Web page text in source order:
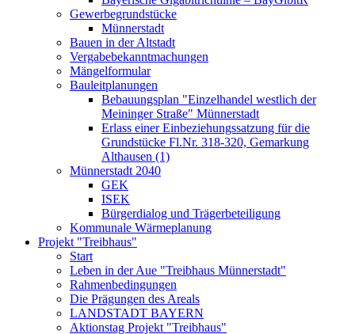
Gewerbegrundstücke
Münnerstadt
Bauen in der Altstadt
Vergabebekanntmachungen
Mängelformular
Bauleitplanungen
Bebauungsplan "Einzelhandel westlich der
Meininger Straße" Münnerstadt
Erlass einer Einbeziehungssatzung für die
Grundstücke Fl.Nr. 318-320, Gemarkung
Althausen (1)
Münnerstadt 2040
GEK
ISEK
Bürgerdialog und Trägerbeteiligung
Kommunale Wärmeplanung
Projekt "Treibhaus"
Start
Leben in der Aue "Treibhaus Münnerstadt"
Rahmenbedingungen
Die Prägungen des Areals
LANDSTADT BAYERN
Aktionstag Projekt "Treibhaus"